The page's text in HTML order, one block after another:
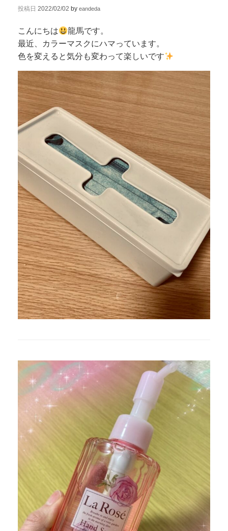
投稿日 2022/02/02 by eandeda
こんにちは
龍馬です。
最近、カラーマスクにハマっています。
色を変えると気分も変わって楽しいです